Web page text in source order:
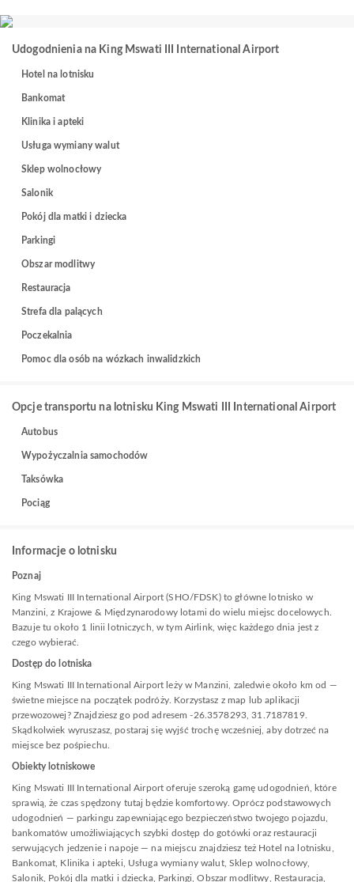
Udogodnienia na King Mswati III International Airport
Hotel na lotnisku
Bankomat
Klinika i apteki
Usługa wymiany walut
Sklep wolnocłowy
Salonik
Pokój dla matki i dziecka
Parkingi
Obszar modlitwy
Restauracja
Strefa dla palących
Poczekalnia
Pomoc dla osób na wózkach inwalidzkich
Opcje transportu na lotnisku King Mswati III International Airport
Autobus
Wypożyczalnia samochodów
Taksówka
Pociąg
Informacje o lotnisku
Poznaj
King Mswati III International Airport (SHO/FDSK) to główne lotnisko w
Manzini, z Krajowe & Międzynarodowy lotami do wielu miejsc docelowych.
Bazuje tu około 1 linii lotniczych, w tym Airlink, więc każdego dnia jest z
czego wybierać.
Dostęp do lotniska
King Mswati III International Airport leży w Manzini, zaledwie około km od —
świetne miejsce na początek podróży. Korzystasz z map lub aplikacji
przewozowej? Znajdziesz go pod adresem -26.3578293, 31.7187819.
Skądkolwiek wyruszasz, postaraj się wyjść trochę wcześniej, aby dotrzeć na
miejsce bez pośpiechu.
Obiekty lotniskowe
King Mswati III International Airport oferuje szeroką gamę udogodnień, które
sprawią, że czas spędzony tutaj będzie komfortowy. Oprócz podstawowych
udogodnień — parkingu zapewniającego bezpieczeństwo twojego pojazdu,
bankomatów umożliwiających szybki dostęp do gotówki oraz restauracji
serwujących jedzenie i napoje — na miejscu znajdziesz też Hotel na lotnisku,
Bankomat, Klinika i apteki, Usługa wymiany walut, Sklep wolnocłowy,
Salonik, Pokój dla matki i dziecka, Parkingi, Obszar modlitwy, Restauracja,